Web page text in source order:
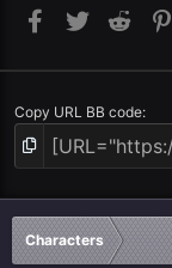
Facebook
TwitterReddit
Copy URL BB code
Characters